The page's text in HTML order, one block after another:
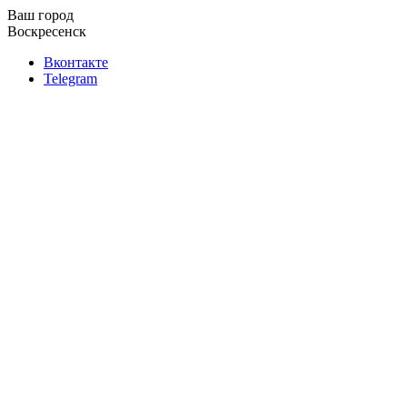
Ваш город
Воскресенск
Вконтакте
Telegram